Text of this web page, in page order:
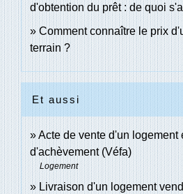
d'obtention du prêt : de quoi
Comment connaître le prix
terrain ?
Et aussi
Acte de vente d'un logement
d'achèvement (Véfa)
Logement
Livraison d'un logement